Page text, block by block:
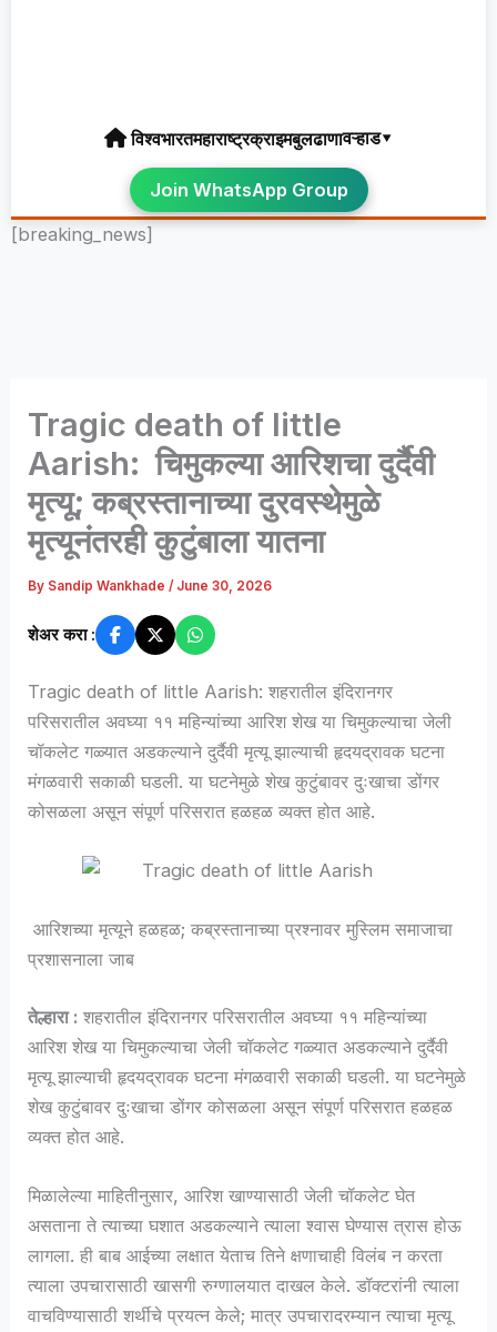
विश्वभारतमहाराष्ट्रक्राइमबुलढाणावऱ्हाड▾
Join WhatsApp Group
[breaking_news]
Tragic death of little
Aarish: चिमुकल्या आरिशचा दुर्दैवी
मृत्यू; कब्रस्तानाच्या दुरवस्थेमुळे
मृत्यूनंतरही कुटुंबाला यातना
By Sandip Wankhade/ June 30, 2026
शेअर करा :
Tragic death of little Aarish: शहरातील इंदिरानगर
परिसरातील अवघ्या ११ महिन्यांच्या आरिश शेख या चिमुकल्याचा जेली
चॉकलेट गळ्यात अडकल्याने दुर्दैवी मृत्यू झाल्याची हृदयद्रावक घटना
मंगळवारी सकाळी घडली. या घटनेमुळे शेख कुटुंबावर दुःखाचा डोंगर
कोसळला असून संपूर्ण परिसरात हळहळ व्यक्त होत आहे.
आरिशच्या मृत्यूने हळहळ; कब्रस्तानाच्या प्रश्नावर मुस्लिम समाजाचा
प्रशासनाला जाब
तेल्हारा : शहरातील इंदिरानगर परिसरातील अवघ्या ११ महिन्यांच्या
आरिश शेख या चिमुकल्याचा जेली चॉकलेट गळ्यात अडकल्याने दुर्दैवी
मृत्यू झाल्याची हृदयद्रावक घटना मंगळवारी सकाळी घडली. या घटनेमुळे
शेख कुटुंबावर दुःखाचा डोंगर कोसळला असून संपूर्ण परिसरात हळहळ
व्यक्त होत आहे.
मिळालेल्या माहितीनुसार, आरिश खाण्यासाठी जेली चॉकलेट घेत
असताना ते त्याच्या घशात अडकल्याने त्याला श्वास घेण्यास त्रास होऊ
लागला. ही बाब आईच्या लक्षात येताच तिने क्षणाचाही विलंब न करता
त्याला उपचारासाठी खासगी रुग्णालयात दाखल केले. डॉक्टरांनी त्याला
वाचविण्यासाठी शर्थीचे प्रयत्न केले; मात्र उपचारादरम्यान त्याचा मृत्यू